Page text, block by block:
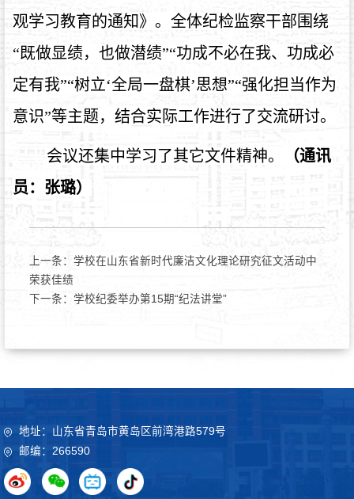
观学习教育的通知》。全体纪检监察干部围绕
“既做显绩，也做潜绩”“功成不必在我、功成必
定有我”“树立‘全局一盘棋’思想”“强化担当作为
意识”等主题，结合实际工作进行了交流研讨。
会议还集中学习了其它文件精神。
（通讯
员：张璐）
上一条： 学校在山东省新时代廉洁文化理论研究征文活动中
荣获佳绩
下一条： 学校纪委举办第15期“纪法讲堂”
地址：山东省青岛市黄岛区前湾港路579号
邮编：266590